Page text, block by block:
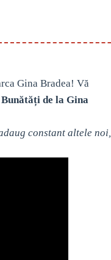
Gina Bradea! Vă
Bunătăți de la Gina
constant altele noi,